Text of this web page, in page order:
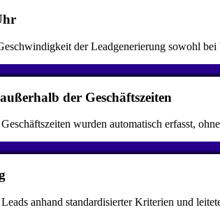
der Leadgenerierung sowohl bei
der Geschäftszeiten
wurden automatisch erfasst,
anhand standardisierter Kriterien und